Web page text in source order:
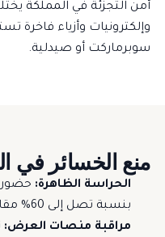
أمن التجزئة في المملكة
وإلكترونيات وأزياء
سوبرماركت أو صيدلية.
منع الخسائر في
الحراسة الظاهرة: حضور
بنسبة تصل إلى 60% مقارنة بالكاميرات وحدها
مراقبة منصات العرض: